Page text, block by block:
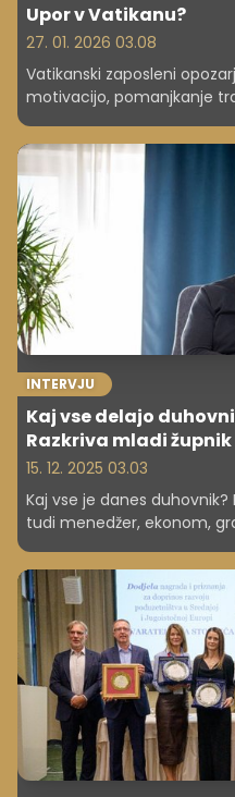
Upor v Vatikanu?
27. 01. 2026 03.08
Vatikanski zaposleni
motivacijo, pomanjkanje
INTERVJU
Kaj vse delajo
Razkriva mladi župnik
15. 12. 2025 03.03
Kaj vse je danes
tudi menedžer, ekonom,
in šele nato vse ostalo,"
Mirni Peči vodi eno od zelo
intervjuju razkriva, kako je
velike skupnosti,
vsakodnevno pastoralno
prihodkov.